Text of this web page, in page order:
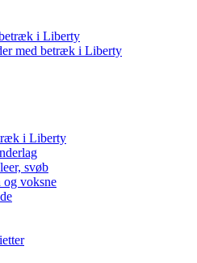
i Liberty
med betræk i Liberty
i Liberty
svøb
og voksne